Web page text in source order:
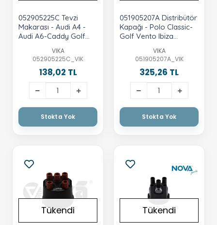
052905225C Tevzi
Makarası - Audi A4 -
Audi A6-Caddy Golf
Passat Polo Toledo
Transporter 1.6
VIKA
052905225C_VIK
138,02 TL
Stokta Yok
051905207A Distribütör
Kapağı - Polo Classic-
Golf Vento Ibiza
VIKA
051905207A_VIK
325,26 TL
Stokta Yok
Tükendi Tükendi